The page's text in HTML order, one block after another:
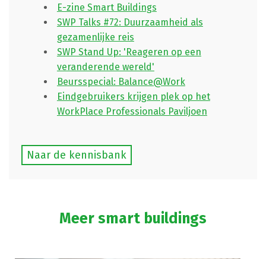
E-zine Smart Buildings
SWP Talks #72: Duurzaamheid als
gezamenlijke reis
SWP Stand Up: 'Reageren op een
veranderende wereld'
Beursspecial: Balance@Work
Eindgebruikers krijgen plek op het
WorkPlace Professionals Paviljoen
Naar de kennisbank
Meer smart buildings